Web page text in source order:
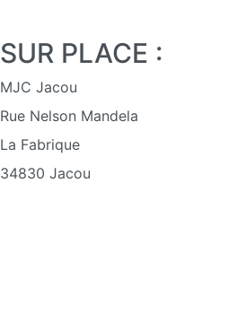
SUR PLACE :
MJC Jacou
Rue Nelson Mandela
La Fabrique
34830 Jacou